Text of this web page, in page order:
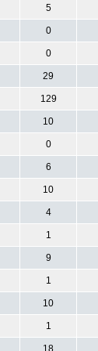
5
0
0
29
129
10
0
6
10
4
1
9
1
10
1
18